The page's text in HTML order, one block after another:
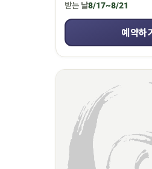
받는 날8/17~8/21
예약하기